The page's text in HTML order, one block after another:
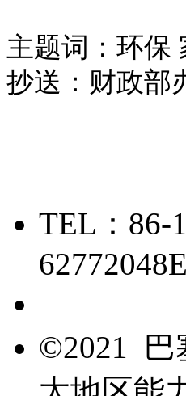
主题词：环保
抄送：财政部
TEL：86-
62772048
©2021 巴